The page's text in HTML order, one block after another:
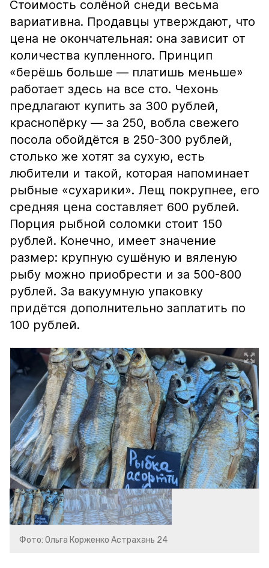
Стоимость солёной снеди весьма
вариативна. Продавцы утверждают, что
цена не окончательная: она зависит от
количества купленного. Принцип
«берёшь больше — платишь меньше»
работает здесь на все сто. Чехонь
предлагают купить за 300 рублей,
краснопёрку — за 250, вобла свежего
посола обойдётся в 250-300 рублей,
столько же хотят за сухую, есть
любители и такой, которая напоминает
рыбные «сухарики». Лещ покрупнее, его
средняя цена составляет 600 рублей.
Порция рыбной соломки стоит 150
рублей. Конечно, имеет значение
размер: крупную сушёную и вяленую
рыбу можно приобрести и за 500-800
рублей. За вакуумную упаковку
придётся дополнительно заплатить по
100 рублей.
Фото: Ольга Корженко Астрахань 24